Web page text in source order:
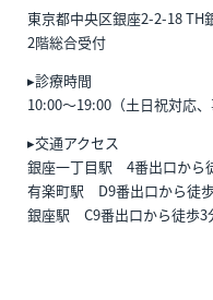
東京都中央区銀座2-2-18
2階総合受付
▸診療時間
10:00〜19:00（土日祝対応、
▸交通アクセス
銀座一丁目駅 4番出口から
有楽町駅 D9番出口から徒
銀座駅 C9番出口から徒歩3